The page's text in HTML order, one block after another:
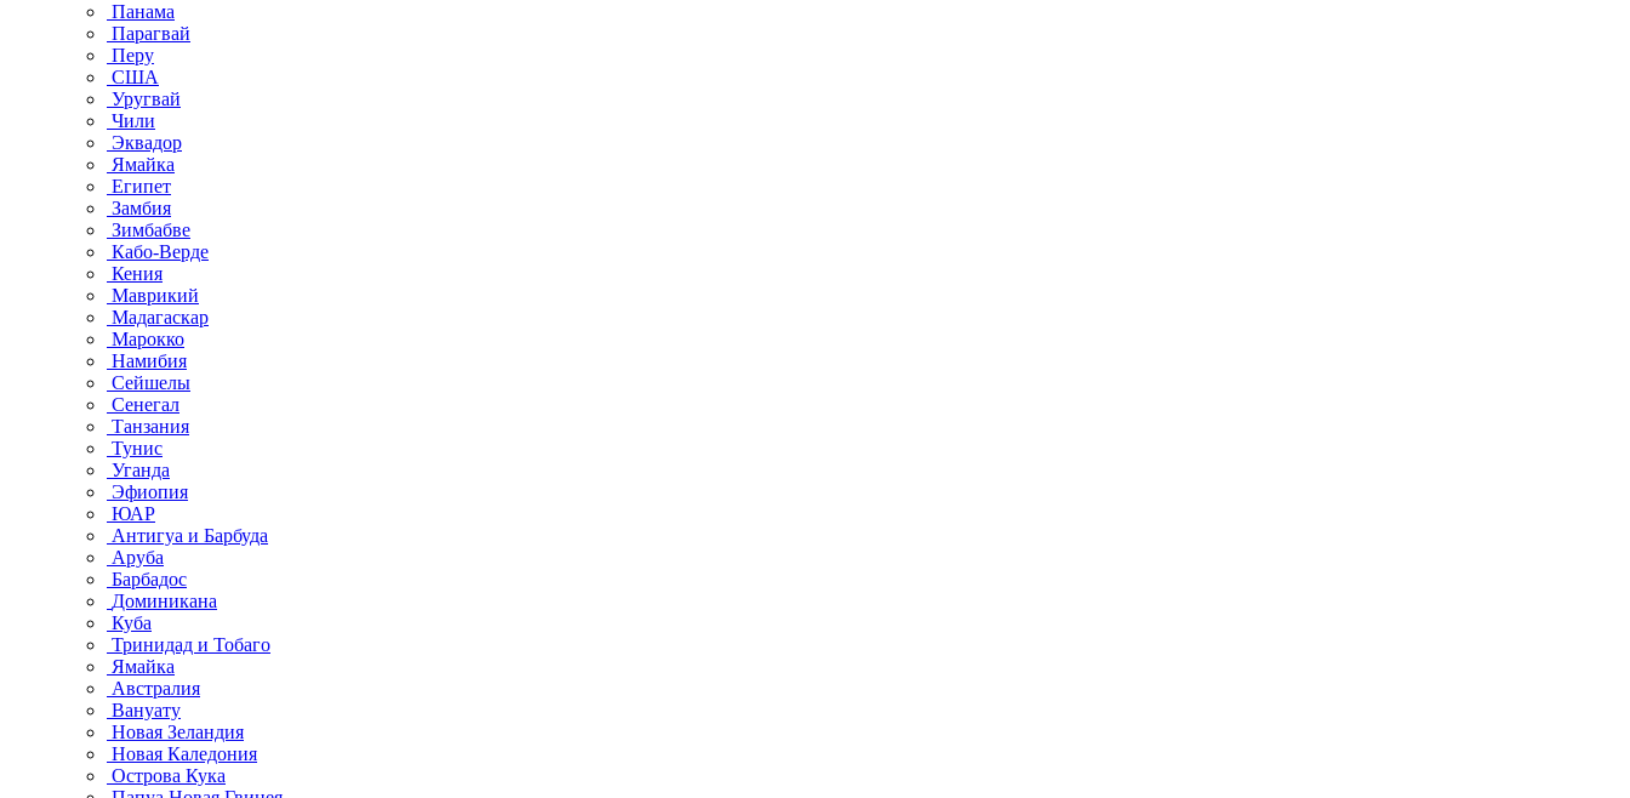
Панама
Парагвай
Перу
США
Уругвай
Чили
Эквадор
Ямайка
Египет
Замбия
Зимбабве
Кабо-Верде
Кения
Маврикий
Мадагаскар
Марокко
Намибия
Сейшелы
Сенегал
Танзания
Тунис
Уганда
Эфиопия
ЮАР
Антигуа и Барбуда
Аруба
Барбадос
Доминикана
Куба
Тринидад и Тобаго
Ямайка
Австралия
Вануату
Новая Зеландия
Новая Каледония
Острова Кука